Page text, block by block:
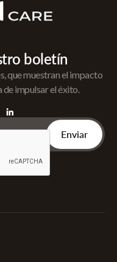
boletín
que muestran el impacto
de impulsar el éxito.